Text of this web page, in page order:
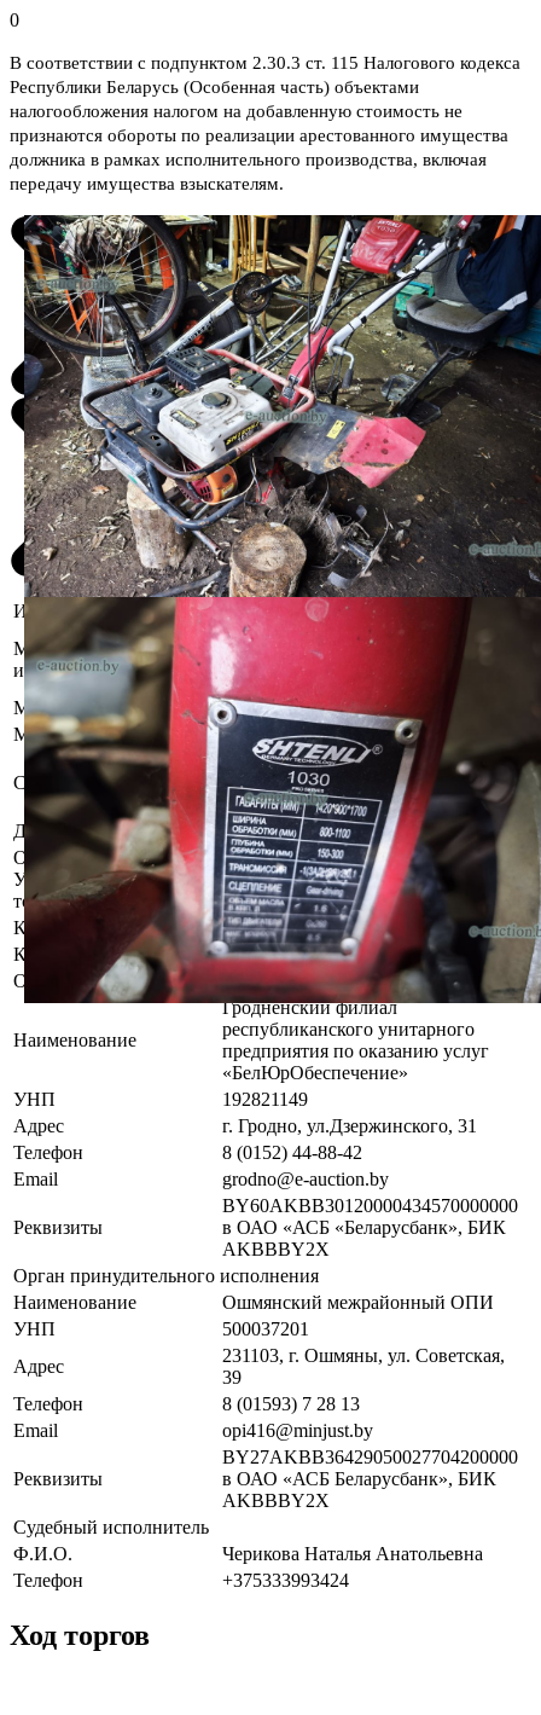
0
В соответствии с подпунктом 2.30.3 ст. 115 Налогового кодекса
Республики Беларусь (Особенная часть) объектами
налогообложения налогом на добавленную стоимость не
признаются обороты по реализации арестованного имущества
должника в рамках исполнительного производства, включая
передачу имущества взыскателям.
Информация о предмете торгов
Местоположение
имущества
Гродненская область, Островецкий
р-н, аг. Михалишки, ул. Кольцевая,
23/1
Марка
Shtenli
Модель
1030
Состояние
Бывшее в употреблении,
комплектность и работоспособность
не проверялась.
Должник
Бучинский Олег Владимирович
Осмотр объекта
Участник электронных торгов обязан до начала электронных
торгов осмотреть предмет торгов ( п.2.4.3 Регламента)
Контактное лицо
Специалисты по продаже
Контакты
+375336060266,+375336226725
Организатор/оператор торгов
Наименование
Гродненский филиал
республиканского унитарного
предприятия по оказанию услуг
«БелЮрОбеспечение»
УНП
192821149
Адрес
г. Гродно, ул.Дзержинского, 31
Телефон
8 (0152) 44-88-42
Email
grodno@e-auction.by
Реквизиты
BY60AKBB30120000434570000000
в ОАО «АСБ «Беларусбанк», БИК
AKBBBY2X
Орган принудительного исполнения
Наименование
Ошмянский межрайонный ОПИ
УНП
500037201
Адрес
231103, г. Ошмяны, ул. Советская,
39
Телефон
8 (01593) 7 28 13
Email
opi416@minjust.by
Реквизиты
BY27AKBB36429050027704200000
в ОАО «АСБ Беларусбанк», БИК
AKBBBY2X
Судебный исполнитель
Ф.И.О.
Черикова Наталья Анатольевна
Телефон
+375333993424
Ход торгов